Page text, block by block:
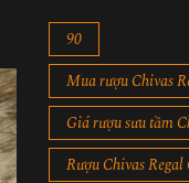
90
Mua rượu Chivas
Giá rượu sưu tầm
Rượu Chivas